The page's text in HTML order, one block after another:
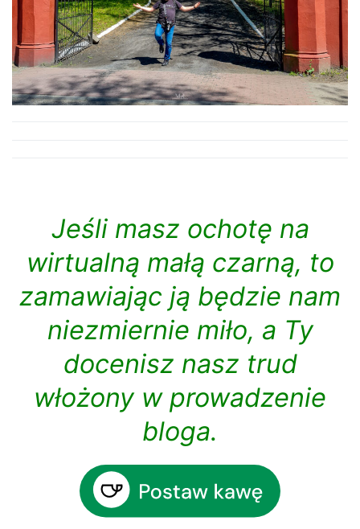
Jeśli masz ochotę na
wirtualną małą czarną, to
zamawiając ją będzie nam
niezmiernie miło, a Ty
docenisz nasz trud
włożony w prowadzenie
bloga.